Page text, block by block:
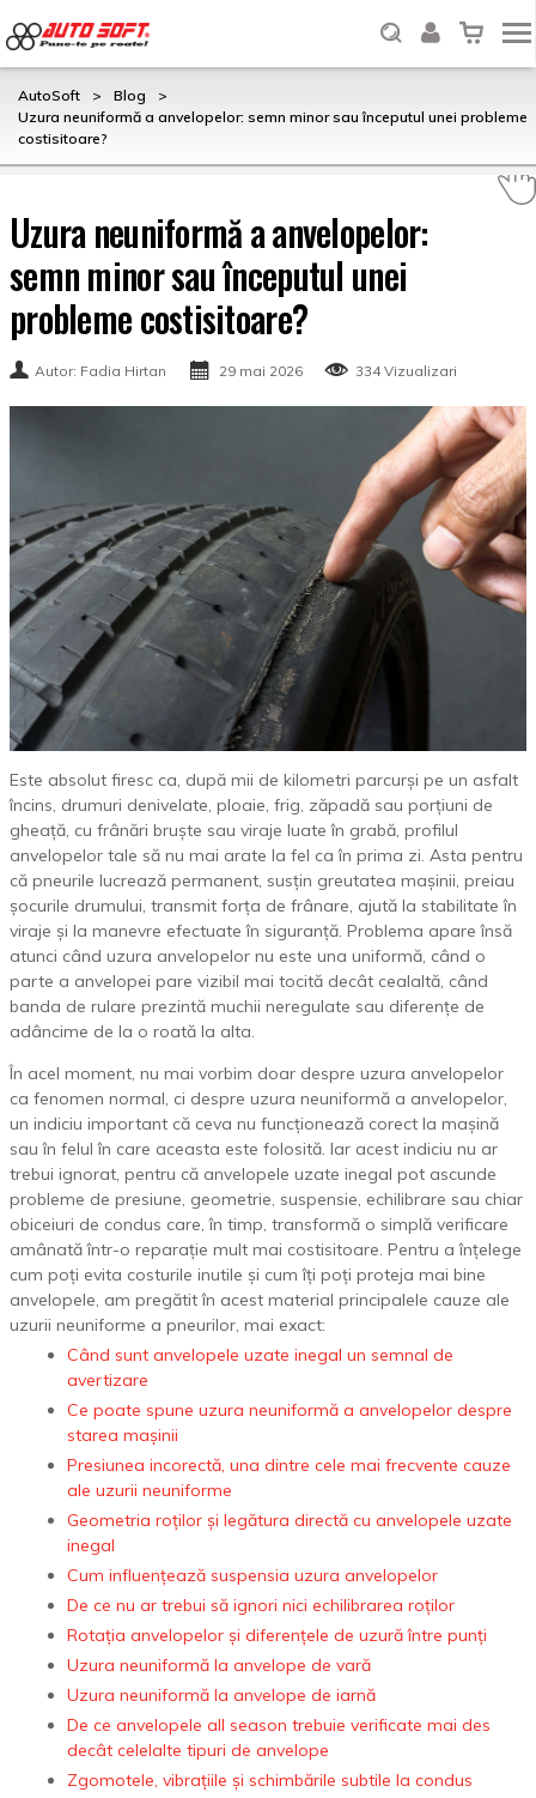
AutoSoft > Blog
>
Uzura neuniformă a anvelopelor: semn minor sau începutul unei probleme
costisitoare?
Uzura neuniformă a anvelopelor:
semn minor sau începutul unei
probleme costisitoare?
Autor: Fadia Hirtan 29 mai 2026 334 Vizualizari
Este absolut firesc ca, după mii de kilometri parcurși pe un asfalt
încins, drumuri denivelate, ploaie, frig, zăpadă sau porțiuni de
gheață, cu frânări bruște sau viraje luate în grabă, profilul
anvelopelor tale să nu mai arate la fel ca în prima zi. Asta pentru
că pneurile lucrează permanent, susțin greutatea mașinii, preiau
șocurile drumului, transmit forța de frânare, ajută la stabilitate în
viraje și la manevre efectuate în siguranță. Problema apare însă
atunci când uzura anvelopelor nu este una uniformă, când o
parte a anvelopei pare vizibil mai tocită decât cealaltă, când
banda de rulare prezintă muchii neregulate sau diferențe de
adâncime de la o roată la alta.
În acel moment, nu mai vorbim doar despre uzura anvelopelor
ca fenomen normal, ci despre uzura neuniformă a anvelopelor,
un indiciu important că ceva nu funcționează corect la mașină
sau în felul în care aceasta este folosită. Iar acest indiciu nu ar
trebui ignorat, pentru că anvelopele uzate inegal pot ascunde
probleme de presiune, geometrie, suspensie, echilibrare sau chiar
obiceiuri de condus care, în timp, transformă o simplă verificare
amânată într-o reparație mult mai costisitoare. Pentru a înțelege
cum poți evita costurile inutile și cum îți poți proteja mai bine
anvelopele, am pregătit în acest material principalele cauze ale
uzurii neuniforme a pneurilor, mai exact:
Când sunt anvelopele uzate inegal un semnal de
avertizare
Ce poate spune uzura neuniformă a anvelopelor despre
starea mașinii
Presiunea incorectă, una dintre cele mai frecvente cauze
ale uzurii neuniforme
Geometria roților și legătura directă cu anvelopele uzate
inegal
Cum influențează suspensia uzura anvelopelor
De ce nu ar trebui să ignori nici echilibrarea roților
Rotația anvelopelor și diferențele de uzură între punți
Uzura neuniformă la anvelope de vară
Uzura neuniformă la anvelope de iarnă
De ce anvelopele all season trebuie verificate mai des
decât celelalte tipuri de anvelope
Zgomotele, vibrațiile și schimbările subtile la condus